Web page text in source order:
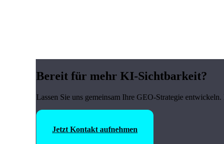
Bereit für mehr KI-Sichtbarkeit?
Lassen Sie uns gemeinsam Ihre GEO-Strategie
Jetzt Kontakt aufnehmen